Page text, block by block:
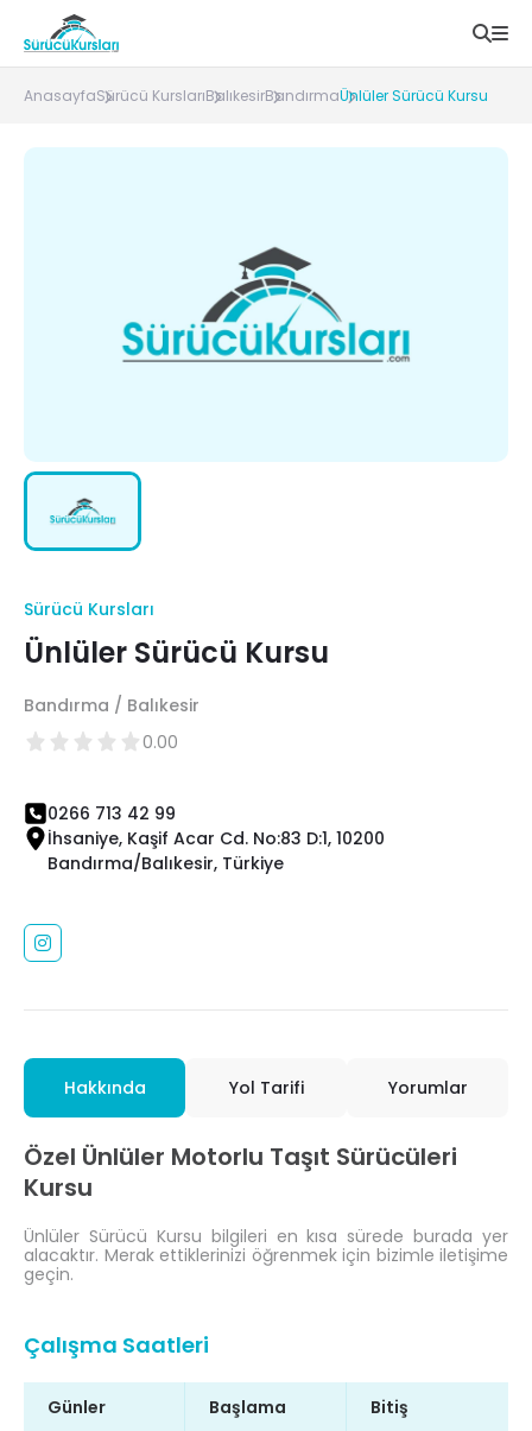
AnasayfaSürücü KurslarıBalıkesirBandırmaÜnlüler Sürücü Kursu
Sürücü Kursları
Ünlüler Sürücü Kursu
Bandırma / Balıkesir
0.00
0266 713 42 99
İhsaniye, Kaşif Acar Cd. No:83 D:1, 10200
Bandırma/Balıkesir, Türkiye
Hakkında Yol Tarifi Yorumlar
Özel Ünlüler Motorlu Taşıt Sürücüleri
Kursu
Ünlüler Sürücü Kursu bilgileri en kısa sürede burada yer
alacaktır. Merak ettiklerinizi öğrenmek için bizimle iletişime
geçin.
Çalışma Saatleri
Günler Başlama Bitiş